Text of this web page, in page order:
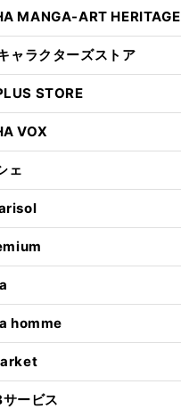
MANGA-ART HERITAGE
ャラクターズストア
STORE
VOX
ェ
homme
ービス